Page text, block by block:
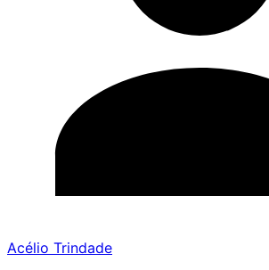
Acélio Trindade